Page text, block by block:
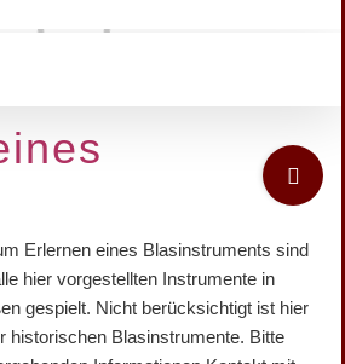
Erlernen eines Blasinstruments sind
hier vorgestellten Instrumente in
gespielt. Nicht berücksichtigt ist hier
historischen Blasinstrumente. Bitte
Toggle
Sliding
Area